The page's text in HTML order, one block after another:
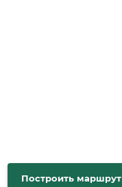
Построить маршрут